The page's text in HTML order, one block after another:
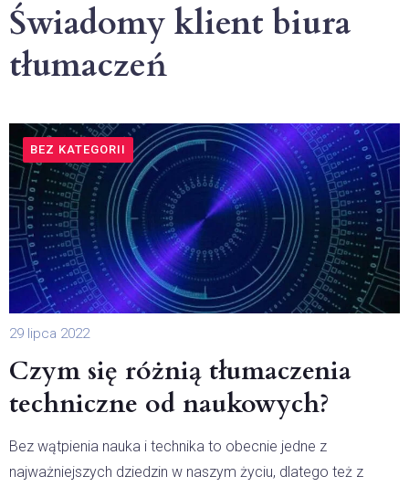
Świadomy klient biura
tłumaczeń
BEZ KATEGORII
Czym się różnią tłumaczenia
techniczne od naukowych?
Bez wątpienia nauka i technika to obecnie jedne z
najważniejszych dziedzin w naszym życiu, dlatego też z
29 lipca 2022